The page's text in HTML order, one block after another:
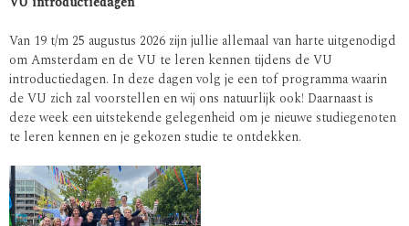
Van 19 t/m 25 augustus 2026 zijn jullie allemaal van harte uitgenodigd
om Amsterdam en de VU te leren kennen tijdens de VU
introductiedagen. In deze dagen volg je een tof programma waarin
de VU zich zal voorstellen en wij ons natuurlijk ook! Daarnaast is
deze week een uitstekende gelegenheid om je nieuwe studiegenoten
te leren kennen en je gekozen studie te ontdekken.